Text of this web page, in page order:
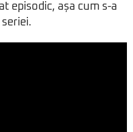
episodic, așa cum s-a